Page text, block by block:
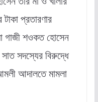
প্রতারণার
গাজী শওকত হোসেন
সদস্যের বিরুদ্ধে
আদালতে মামলা